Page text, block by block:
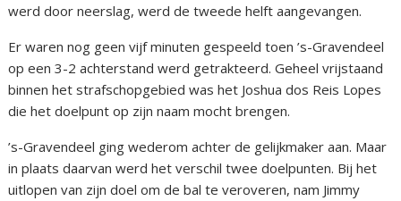
werd door neerslag, werd de tweede helft aangevangen.
Er waren nog geen vijf minuten gespeeld toen ’s-Gravendeel
op een 3-2 achterstand werd getrakteerd. Geheel vrijstaand
binnen het strafschopgebied was het Joshua dos Reis Lopes
die het doelpunt op zijn naam mocht brengen.
’s-Gravendeel ging wederom achter de gelijkmaker aan. Maar
in plaats daarvan werd het verschil twee doelpunten. Bij het
uitlopen van zijn doel om de bal te veroveren, nam Jimmy